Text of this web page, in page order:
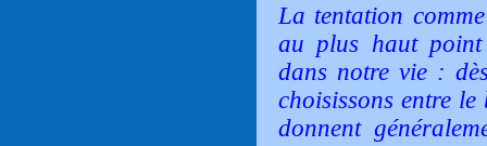
La tentation
au plus haut point
dans notre vie :
choisissons entre
donnent